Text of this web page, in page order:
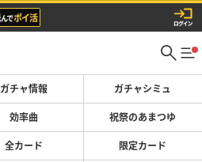
ガチャ情報 ガチャシミュ
効率曲 祝祭のあまつゆ
全カード 限定カード